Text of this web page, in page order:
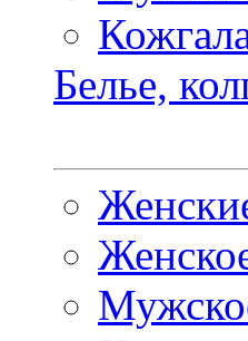
Белье,